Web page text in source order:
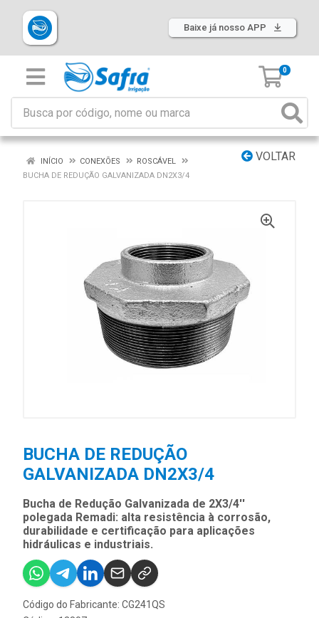
Baixe já nosso APP
0
VOLTAR
INÍCIO CONEXÕES
ROSCÁVEL
BUCHA DE REDUÇÃO GALVANIZADA DN2X3/4
BUCHA DE REDUÇÃO
GALVANIZADA DN2X3/4
Bucha de Redução Galvanizada de 2X3/4''
polegada Remadi: alta resistência à corrosão,
durabilidade e certificação para aplicações
hidráulicas e industriais.
Código do Fabricante: CG241QS